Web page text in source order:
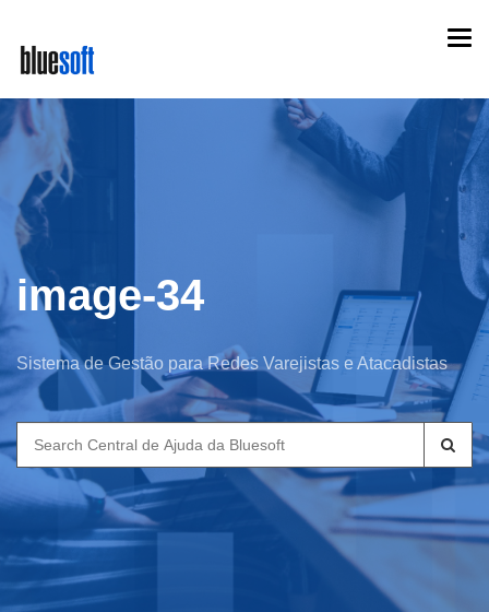
main
content
image-34
Sistema de Gestão para Redes Varejistas e Atacadistas
Search
for: